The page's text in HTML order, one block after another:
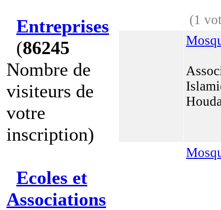
Entreprises
(86245
Nombre de
visiteurs de
votre
inscription)
Ecoles et
Associations
(1